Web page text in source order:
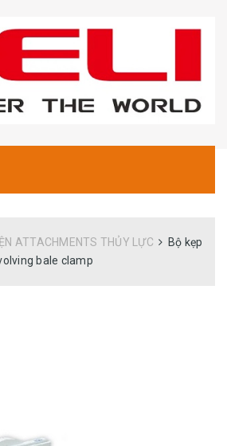
ATTACHMENTS THỦY LỰC
Bộ kẹp
bale clamp